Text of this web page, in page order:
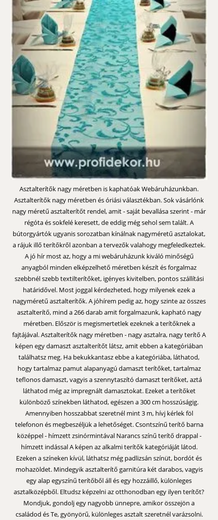
Asztalterítők nagy méretben is kaphatóak Webáruházunkban.
Asztalterítők nagy méretben és óriási választékban. Sok vásárlónk
nagy méretű asztalterítőt rendel, amit - saját bevallása szerint - már
régóta és sokfelé keresett, de eddig még sehol sem talált. A
bútorgyártók ugyanis sorozatban kínálnak nagyméretű asztalokat,
a rájuk illő terítőkről azonban a tervezők valahogy megfeledkeztek.
A jó hír most az, hogy a mi webáruházunk kiváló minőségű
anyagból minden elképzelhető méretben készít és forgalmaz
szebbnél szebb textilterítőket, igényes kivitelben, pontos szállítási
határidővel. Most joggal kérdezheted, hogy milyenek ezek a
nagyméretű asztalterítők. A jóhírem pedig az, hogy szinte az összes
asztalterítő, mind a 266 darab amit forgalmazunk, kapható nagy
méretben. Először is megismertetlek ezeknek a terítőknek a
fajtájával. Asztalterítők nagy méretben - nagy asztalra, nagy terítő A
képen egy damaszt asztalterítőt látsz, amit ebben a kategóriában
találhatsz meg. Ha bekukkantasz ebbe a kategóriába, láthatod,
hogy tartalmaz pamut alapanyagú damaszt terítőket, tartalmaz
teflonos damaszt, vagyis a szennytaszító damaszt terítőket, aztá
láthatod még az impregnált damasztokat. Ezeket a terítőket
különböző színekben láthatod, egészen a 300 cm hosszúságig.
Amennyiben hosszabbat szeretnél mint 3 m, hívj kérlek föl
telefonon és megbeszéljük a lehetőséget. Csontszínű terítő barna
középpel - hímzett zsinórmintával Narancs színű terítő drappal -
hímzett indással A képen az alkalmi terítők kategóriáját látod.
Ezeken a színeken kívül, láthatsz még padlizsán színüt, bordót és
mohazöldet. Mindegyik asztalterítő garnitúra két darabos, vagyis
egy alap egyszínű terítőből áll és egy hozzáillő, különleges
asztalközépből. Eltudsz képzelni az otthonodban egy ilyen terítőt?
Mondjuk, gondolj egy nagyobb ünnepre, amikor összejön a
családod és Te, gyönyörű, különleges asztalt szeretnél varázsolni.